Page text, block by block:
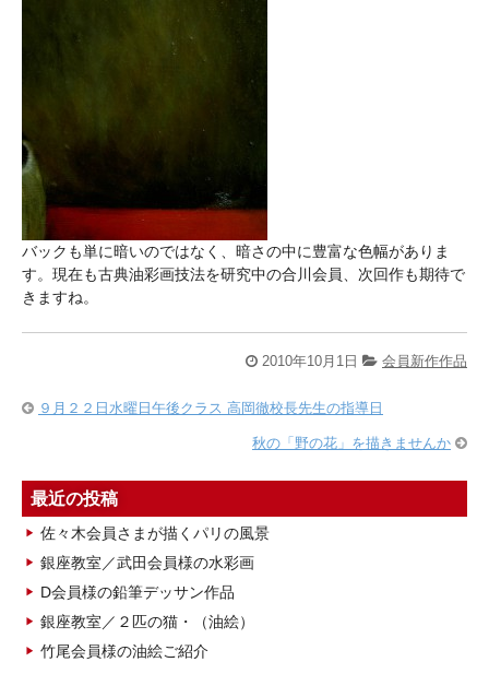
バックも単に暗いのではなく、暗さの中に豊富な色幅がありま
す。現在も古典油彩画技法を研究中の合川会員、次回作も期待で
きますね。
2010年10月1日 会員新作作品
９月２２日水曜日午後クラス 高岡徹校長先生の指導日
秋の「野の花」を描きませんか
最近の投稿
佐々木会員さまが描くパリの風景
銀座教室／武田会員様の水彩画
D会員様の鉛筆デッサン作品
銀座教室／２匹の猫・（油絵）
竹尾会員様の油絵ご紹介